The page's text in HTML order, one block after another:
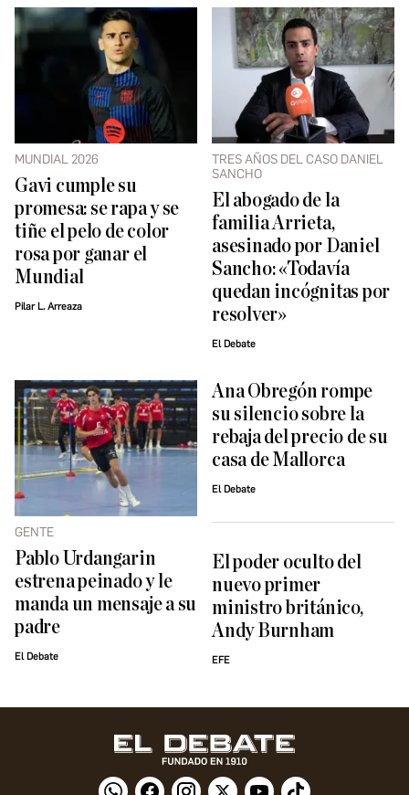
MUNDIAL 2026
Gavi cumple su
promesa: se rapa y se
tiñe el pelo de color
rosa por ganar el
Mundial
Pilar L. Arreaza
TRES AÑOS DEL CASO DANIEL
SANCHO
El abogado de la
familia Arrieta,
asesinado por Daniel
Sancho: «Todavía
quedan incógnitas por
resolver»
El Debate
GENTE
Pablo Urdangarin
estrena peinado y le
manda un mensaje a su
padre
El Debate
Ana Obregón rompe
su silencio sobre la
rebaja del precio de su
casa de Mallorca
El Debate
El poder oculto del
nuevo primer
ministro británico,
Andy Burnham
EFE